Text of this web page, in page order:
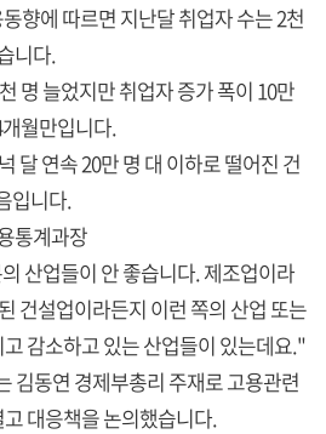
향에 따르면 지난달 취업자 수는 2천
니다.
명 늘었지만 취업자 증가 폭이 10만
월만입니다.
달 연속 20만 명 대 이하로 떨어진 건
입니다.
통계과장
산업들이 안 좋습니다. 제조업이라
건설업이라든지 이런 쪽의 산업 또는
감소하고 있는 산업들이 있는데요."
김동연 경제부총리 주재로 고용관련
대응책을 논의했습니다.